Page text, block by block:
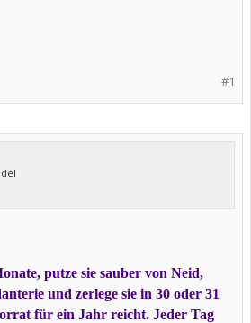
#1
putze sie sauber von Neid,
und zerlege sie in 30 oder 31
für ein Jahr reicht. Jeder Tag